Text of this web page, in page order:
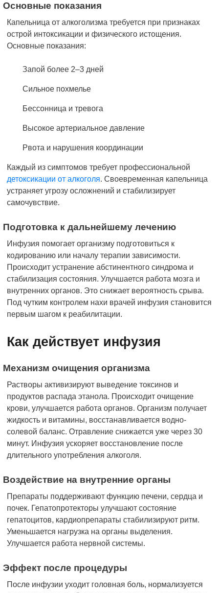
Основные показания
Капельница от алкоголизма требуется при признаках
острой интоксикации и физического истощения.
Основные показания:
Запой более 2–3 дней
Сильное похмелье
Бессонница и тревога
Высокое артериальное давление
Рвота и нарушения координации
Каждый из симптомов требует профессиональной
детоксикации от алкоголя. Своевременная капельница
устраняет угрозу осложнений и стабилизирует
самочувствие.
Подготовка к дальнейшему лечению
Инфузия помогает организму подготовиться к
кодированию или началу терапии зависимости.
Происходит устранение абстинентного синдрома и
стабилизация состояния. Улучшается работа мозга и
внутренних органов. Это снижает вероятность срыва.
Под чутким контролем нахи врачей инфузия становится
первым шагом к реабилитации.
Как действует инфузия
Механизм очищения организма
Растворы активизируют выведение токсинов и
продуктов распада этанола. Происходит очищение
крови, улучшается работа органов. Организм получает
жидкость и витамины, восстанавливается водно-
солевой баланс. Отравление снижается уже через 30
минут. Инфузия ускоряет восстановление после
длительного употребления алкоголя.
Воздействие на внутренние органы
Препараты поддерживают функцию печени, сердца и
почек. Гепатопротекторы улучшают состояние
гепатоцитов, кардиопрепараты стабилизируют ритм.
Уменьшается нагрузка на органы выделения.
Улучшается работа нервной системы.
Эффект после процедуры
После инфузии уходит головная боль, нормализуется